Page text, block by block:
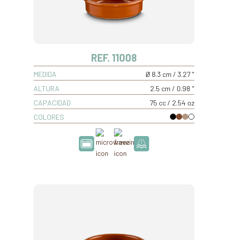
REF. 11008
MEDIDA
Ø 8.3 cm / 3.27 "
ALTURA
2.5 cm / 0.98 "
CAPACIDAD
75 cc / 2.54 oz
COLORES